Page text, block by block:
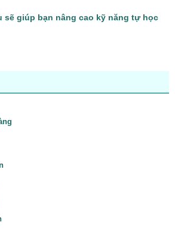
sẽ giúp bạn nâng cao kỹ năng tự học